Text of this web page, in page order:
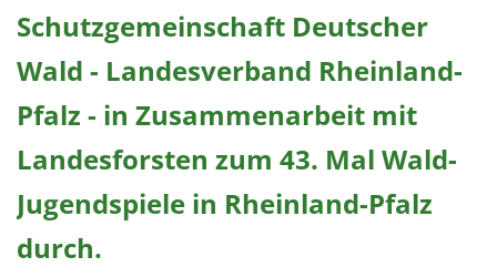
Schutzgemeinschaft Deutscher
Wald - Landesverband Rheinland-
Pfalz - in Zusammenarbeit mit
Landesforsten zum 43. Mal Wald-
Jugendspiele in Rheinland-Pfalz
durch.
YouTube
Vimeo